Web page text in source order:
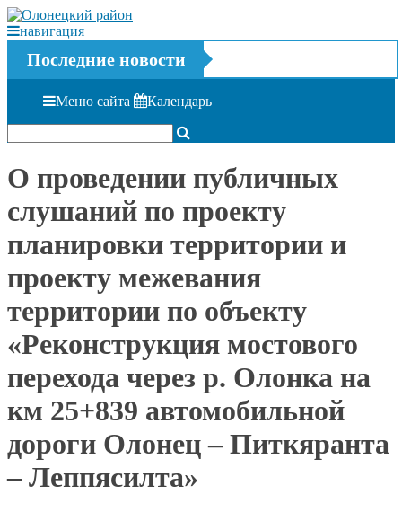
навигация
Последние новости
Меню сайта Календарь
О проведении публичных
слушаний по проекту
планировки территории и
проекту межевания
территории по объекту
«Реконструкция мостового
перехода через р. Олонка на
км 25+839 автомобильной
дороги Олонец – Питкяранта
– Леппясилта»